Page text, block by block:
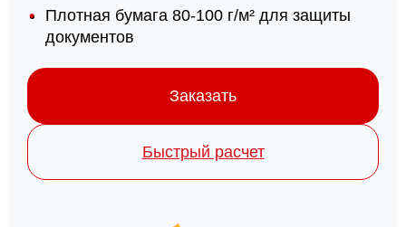
Плотная бумага 80-100 г/м² для защиты
документов
Заказать
Быстрый расчет